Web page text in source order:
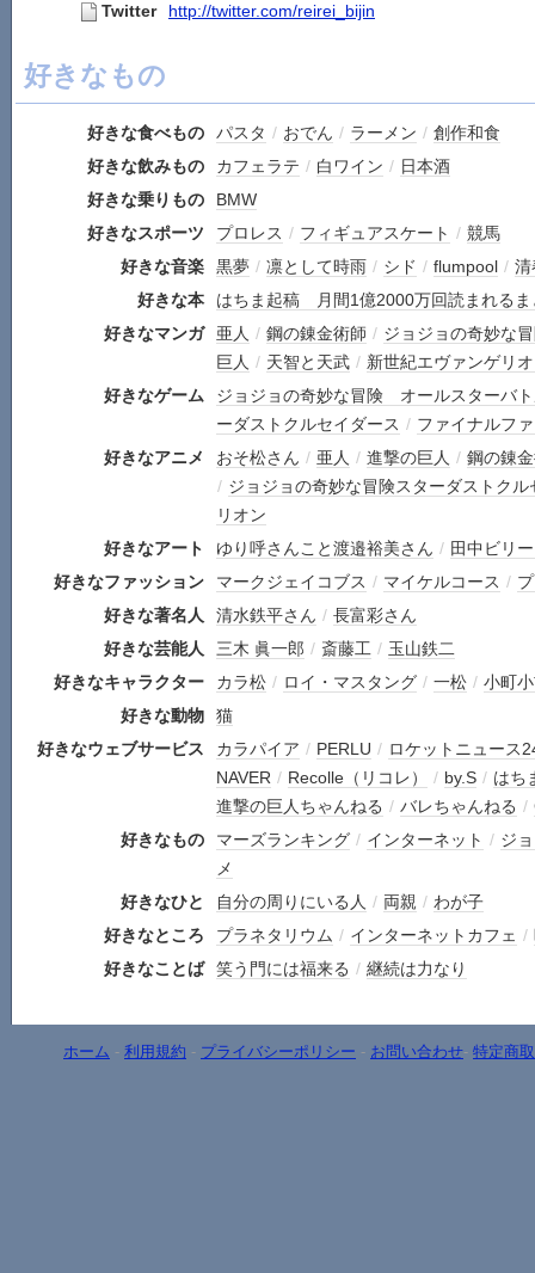
Twitter
http://twitter.com/reirei_bijin
好きなもの
好きな食べもの パスタ / おでん / ラーメン / 創作和食
好きな飲みもの
カフェラテ / 白ワイン / 日本酒
好きな乗りもの
BMW
好きなスポーツ
プロレス / フィギュアスケート / 競馬
好きな音楽
黒夢 / 凛として時雨 / シド / flumpool / 清
好きな本
はちま起稿 月間1億2000万回読まれるま
好きなマンガ
亜人 / 鋼の錬金術師 / ジョジョの奇妙な
巨人 / 天智と天武 / 新世紀エヴァンゲリ
好きなゲーム
ジョジョの奇妙な冒険 オールスターバ
ーダストクルセイダース / ファイナルフ
好きなアニメ
おそ松さん / 亜人 / 進撃の巨人 / 鋼の錬
/ ジョジョの奇妙な冒険スターダストクル
リオン
好きなアート
ゆり呼さんこと渡邉裕美さん / 田中ビリ
好きなファッション
マークジェイコブス / マイケルコース /
好きな著名人
清水鉄平さん / 長富彩さん
好きな芸能人
三木 眞一郎 / 斎藤工 / 玉山鉄二
好きなキャラクター
カラ松 / ロイ・マスタング / 一松 / 小町
好きな動物
猫
好きなウェブサービス
カラパイア / PERLU / ロケットニュース
NAVER / Recolle（リコレ） / by.S / はち
進撃の巨人ちゃんねる / バレちゃんねる /
好きなもの
マーズランキング / インターネット / ジ
メ
好きなひと
自分の周りにいる人 / 両親 / わが子
好きなところ
プラネタリウム / インターネットカフェ /
好きなことば
笑う門には福来る / 継続は力なり
ホーム - 利用規約 - プライバシーポリシー - お問い合わせ- 特定商